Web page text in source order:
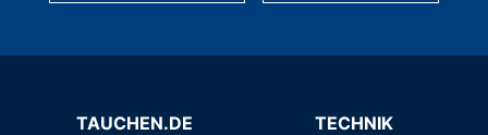
TAUCHEN.DE TECHNIK